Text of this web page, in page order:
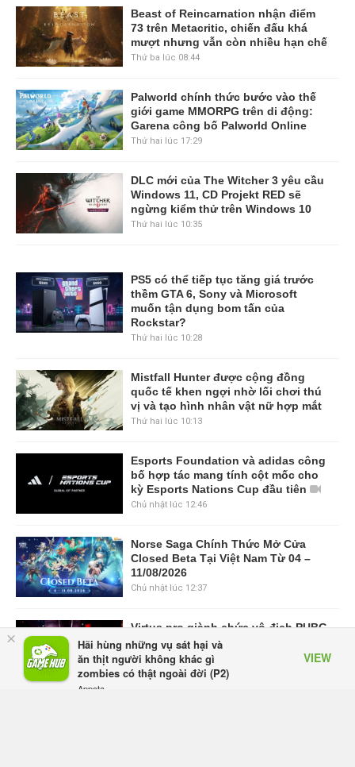
×
Hãi hùng những vụ sát hại và
ăn thịt người không khác gì
zombies có thật ngoài đời (P2)
Appota
VIEW
Beast of Reincarnation nhận điểm
73 trên Metacritic, chiến đấu khá
mượt nhưng vẫn còn nhiều hạn chế
Thứ ba lúc 08:44
Palworld chính thức bước vào thế
giới game MMORPG trên di động:
Garena công bố Palworld Online
Thứ hai lúc 17:29
DLC mới của The Witcher 3 yêu cầu
Windows 11, CD Projekt RED sẽ
ngừng kiểm thử trên Windows 10
Thứ hai lúc 10:35
PS5 có thể tiếp tục tăng giá trước
thềm GTA 6, Sony và Microsoft
muốn tận dụng bom tấn của
Rockstar?
Thứ hai lúc 10:28
Mistfall Hunter được cộng đồng
quốc tế khen ngợi nhờ lối chơi thú
vị và tạo hình nhân vật nữ hợp mắt
Thứ hai lúc 10:13
Esports Foundation và adidas công
bố hợp tác mang tính cột mốc cho
kỳ Esports Nations Cup đầu tiên
Chủ nhật lúc 12:46
Norse Saga Chính Thức Mở Cửa
Closed Beta Tại Việt Nam Từ 04 –
11/08/2026
Chủ nhật lúc 12:37
Virtus.pro giành chức vô địch PUBG
tại Esports World Cup 2026 sau ba
ngày thống trị Vòng Chung kết
28/7/26